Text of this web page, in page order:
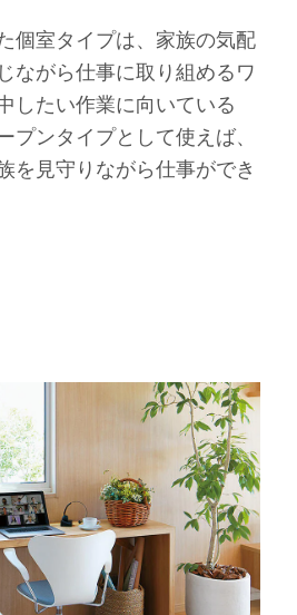
個室タイプは、家族の気配
ながら仕事に取り組めるワ
したい作業に向いている
プンタイプとして使えば、
を見守りながら仕事ができ